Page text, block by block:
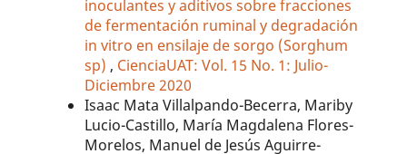
inoculantes y aditivos sobre fracciones
de fermentación ruminal y degradación
in vitro en ensilaje de sorgo (Sorghum
sp) , CienciaUAT: Vol. 15 No. 1: Julio-
Diciembre 2020
Isaac Mata Villalpando-Becerra, Mariby
Lucio-Castillo, María Magdalena Flores-
Morelos, Manuel de Jesús Aguirre-